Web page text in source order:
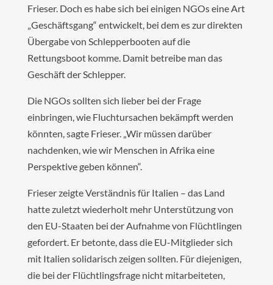
Frieser. Doch es habe sich bei einigen NGOs eine Art
„Geschäftsgang“ entwickelt, bei dem es zur direkten
Übergabe von Schlepperbooten auf die
Rettungsboot komme. Damit betreibe man das
Geschäft der Schlepper.
Die NGOs sollten sich lieber bei der Frage
einbringen, wie Fluchtursachen bekämpft werden
könnten, sagte Frieser. „Wir müssen darüber
nachdenken, wie wir Menschen in Afrika eine
Perspektive geben können“.
Frieser zeigte Verständnis für Italien – das Land
hatte zuletzt wiederholt mehr Unterstützung von
den EU-Staaten bei der Aufnahme von Flüchtlingen
gefordert. Er betonte, dass die EU-Mitglieder sich
mit Italien solidarisch zeigen sollten. Für diejenigen,
die bei der Flüchtlingsfrage nicht mitarbeiteten,